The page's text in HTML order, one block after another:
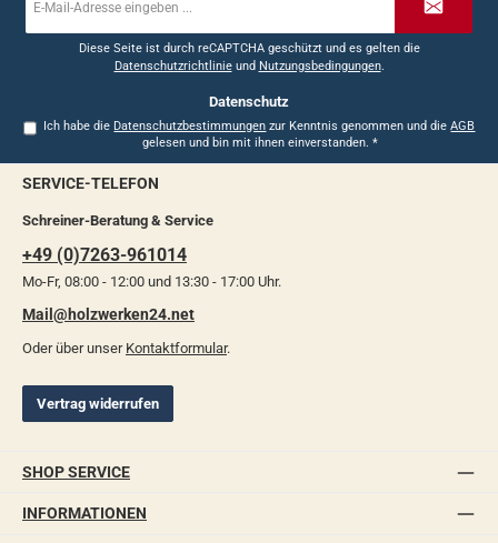
Mail-
Diese Seite ist durch reCAPTCHA geschützt und es gelten die
Datenschutzrichtlinieund Nutzungsbedingungen.
Datenschutz
Ich habe die Datenschutzbestimmungen zur Kenntnis genommen und dieAGB
gelesen und bin mit ihnen einverstanden. *
SERVICE-TELEFON
Schreiner-Beratung & Service
+49 (0)7263-961014
Mo-Fr, 08:00 - 12:00 und 13:30 - 17:00 Uhr.
Mail@holzwerken24.net
Oder über unser Kontaktformular.
Vertrag widerrufen
SHOP SERVICE
INFORMATIONEN